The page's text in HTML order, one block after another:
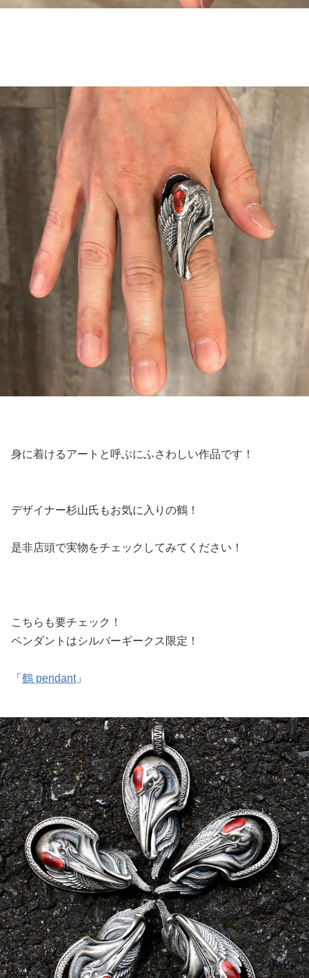
身に着けるアートと呼ぶにふさわしい作品です！
デザイナー杉山氏もお気に入りの鶴！
是非店頭で実物をチェックしてみてください！
こちらも要チェック！
ペンダントはシルバーギークス限定！
「 鶴 pendant」